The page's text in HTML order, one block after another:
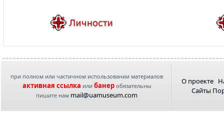
при полном или частичном использовании материалов
активная ссылка или банеробязательны
пишите нам mail@uamuseum.com
О проекте
Сайты